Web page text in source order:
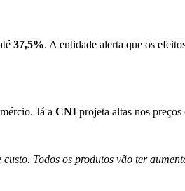
37,5%. A entidade alerta que os
Já a CNI projeta altas nos preços
Todos os produtos vão ter